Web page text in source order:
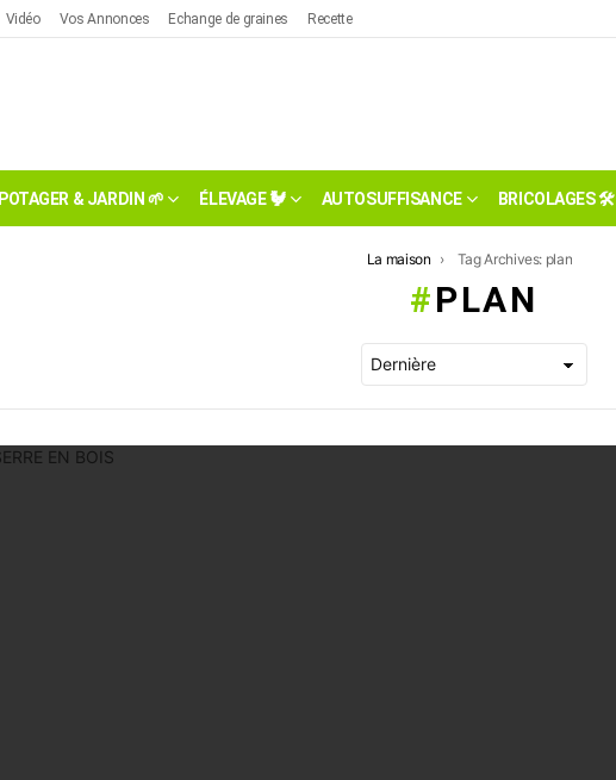
Vidéo Vos Annonces Echange de graines Recette
POTAGER & JARDIN 🌱 ÉLEVAGE 🐓 AUTOSUFFISANCE BRICOLAGES 🛠️
La maison Tag Archives: plan
PLAN